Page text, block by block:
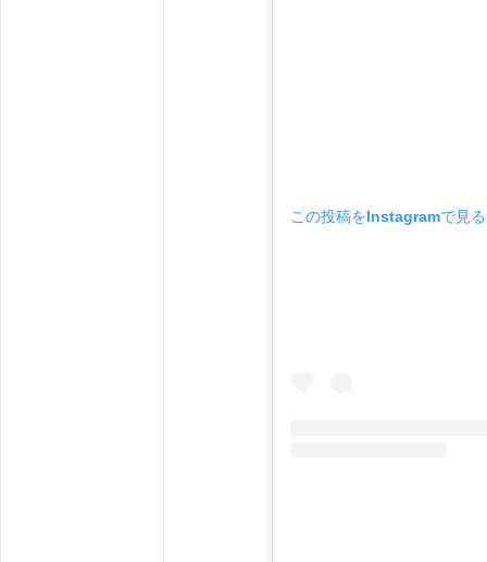
この投稿をInstagramで見る